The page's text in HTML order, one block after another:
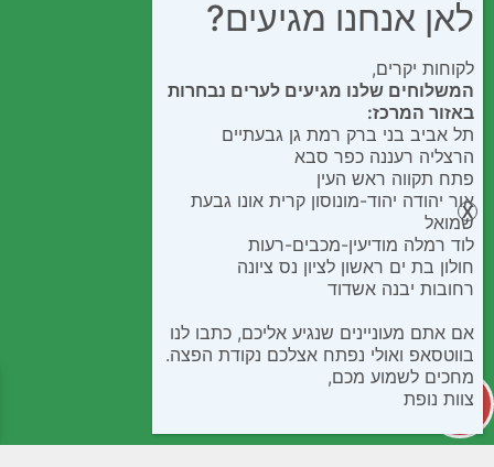
לאן אנחנו מגיעים?
לקוחות יקרים,
המשלוחים שלנו מגיעים לערים נבחרות
באזור המרכז:
תל אביב בני ברק רמת גן גבעתיים
הרצליה רעננה כפר סבא
פתח תקווה ראש העין
אור יהודה יהוד-מונוסון קרית אונו גבעת
שמואל
לוד רמלה מודיעין-מכבים-רעות
חולון בת ים ראשון לציון נס ציונה
רחובות יבנה אשדוד
אם אתם מעוניינים שנגיע אליכם, כתבו לנו
בווטסאפ ואולי נפתח אצלכם נקודת הפצה.
מחכים לשמוע מכם,
צוות נופת